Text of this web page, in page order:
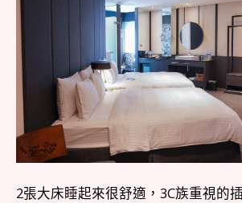
2張大床睡起來很舒適，3C族重視的